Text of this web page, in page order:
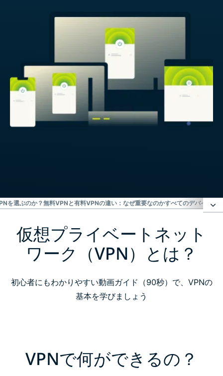
を選ぶのか？無料VPNと有料VPNの違い：なぜ重要なのかすべてのデバイスで
仮想プライベートネットワーク（VPN）とは？
VPNで何ができるの？
動画で解説：VPNを使うべき理由
VPNの種類をわかりやすく解説
仮想プライベートネット
ワーク（VPN）とは？
初心者にもわかりやすい動画ガイド（90秒）で、VPNの
基本を学びましょう
VPNで何ができるの？